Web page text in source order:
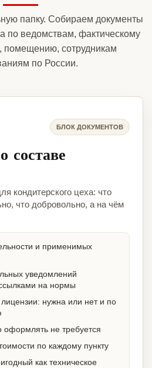
папку. Собираем документы
по ведомствам, фактическому
помещению, сотрудникам
по России.
БЛОК ДОКУМЕНТОВ
составе
кондитерского цеха: что
что добровольно, а на чём
и применимых
уведомлений
на нормы
нужна или нет и по
оформлять не требуется
по каждому пункту
как техническое